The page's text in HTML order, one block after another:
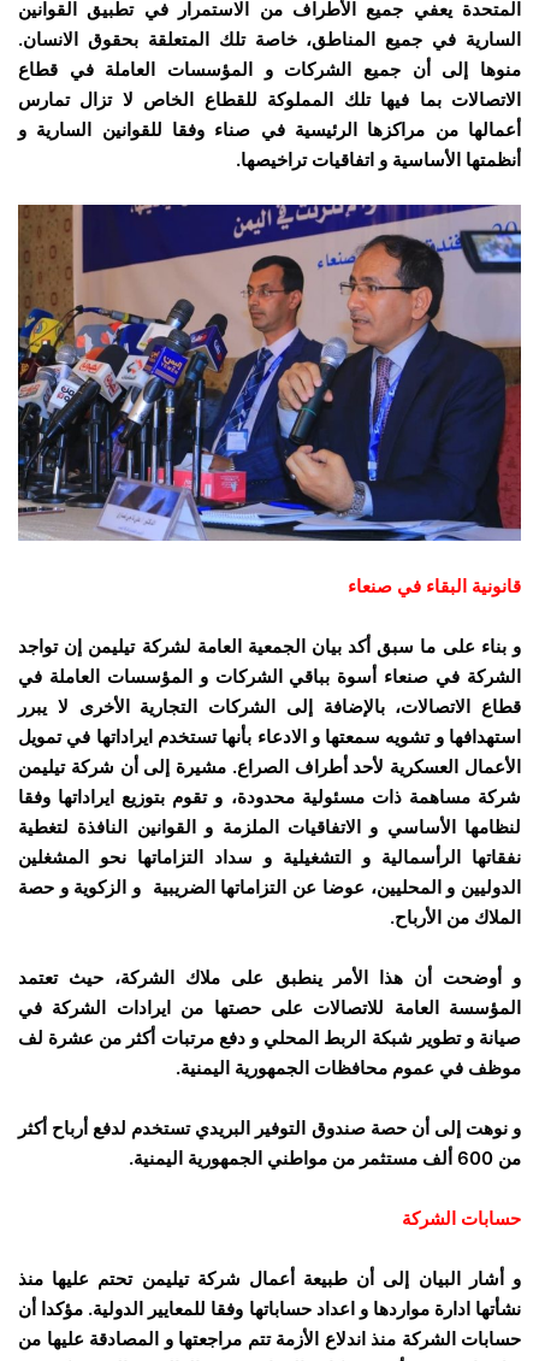
المتحدة يعفي جميع الأطراف من الاستمرار في تطبيق القوانين
السارية في جميع المناطق، خاصة تلك المتعلقة بحقوق الانسان.
منوها إلى أن جميع الشركات و المؤسسات العاملة في قطاع
الاتصالات بما فيها تلك المملوكة للقطاع الخاص لا تزال تمارس
أعمالها من مراكزها الرئيسية في صناء وفقا للقوانين السارية و
أنظمتها الأساسية و اتفاقيات تراخيصها.
قانونية البقاء في صنعاء
و بناء على ما سبق أكد بيان الجمعية العامة لشركة تيليمن إن تواجد
الشركة في صنعاء أسوة بباقي الشركات و المؤسسات العاملة في
قطاع الاتصالات، بالإضافة إلى الشركات التجارية الأخرى لا يبرر
استهدافها و تشويه سمعتها و الادعاء بأنها تستخدم ايراداتها في تمويل
الأعمال العسكرية لأحد أطراف الصراع. مشيرة إلى أن شركة تيليمن
شركة مساهمة ذات مسئولية محدودة، و تقوم بتوزيع ايراداتها وفقا
لنظامها الأساسي و الاتفاقيات الملزمة و القوانين النافذة لتغطية
نفقاتها الرأسمالية و التشغيلية و سداد التزاماتها نحو المشغلين
الدوليين و المحليين، عوضا عن التزاماتها الضريبية و الزكوية و حصة
الملاك من الأرباح.
و أوضحت أن هذا الأمر ينطبق على ملاك الشركة، حيث تعتمد
المؤسسة العامة للاتصالات على حصتها من ايرادات الشركة في
صيانة و تطوير شبكة الربط المحلي و دفع مرتبات أكثر من عشرة لف
موظف في عموم محافظات الجمهورية اليمنية.
و نوهت إلى أن حصة صندوق التوفير البريدي تستخدم لدفع أرباح أكثر
من 600 ألف مستثمر من مواطني الجمهورية اليمنية.
حسابات الشركة
و أشار البيان إلى أن طبيعة أعمال شركة تيليمن تحتم عليها منذ
نشأتها ادارة مواردها و اعداد حساباتها وفقا للمعايير الدولية. مؤكدا أن
حسابات الشركة منذ اندلاع الأزمة تتم مراجعتها و المصادقة عليها من